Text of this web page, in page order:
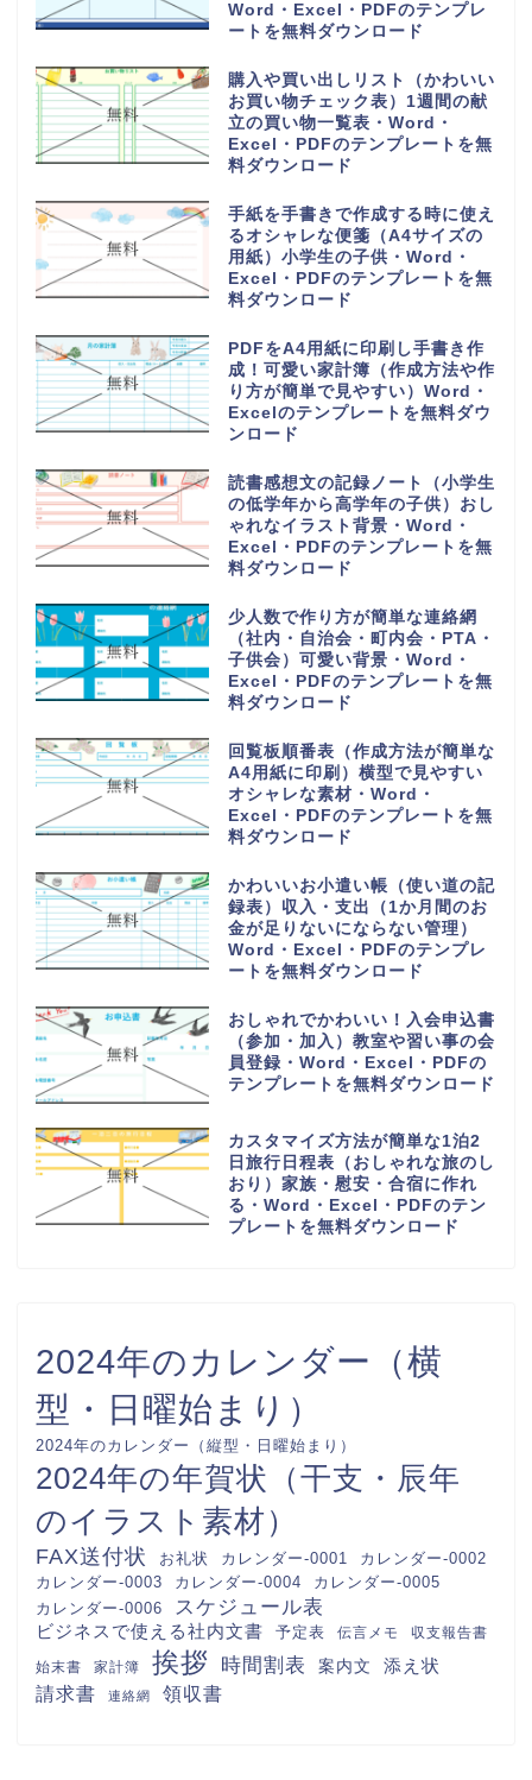
Word・Excel・PDFのテンプレ
ートを無料ダウンロード
購入や買い出しリスト（かわいい
お買い物チェック表）1週間の献
立の買い物一覧表・Word・
Excel・PDFのテンプレートを無
料ダウンロード
手紙を手書きで作成する時に使え
るオシャレな便箋（A4サイズの
用紙）小学生の子供・Word・
Excel・PDFのテンプレートを無
料ダウンロード
PDFをA4用紙に印刷し手書き作
成！可愛い家計簿（作成方法や作
り方が簡単で見やすい）Word・
Excelのテンプレートを無料ダウ
ンロード
読書感想文の記録ノート（小学生
の低学年から高学年の子供）おし
ゃれなイラスト背景・Word・
Excel・PDFのテンプレートを無
料ダウンロード
少人数で作り方が簡単な連絡網
（社内・自治会・町内会・PTA・
子供会）可愛い背景・Word・
Excel・PDFのテンプレートを無
料ダウンロード
回覧板順番表（作成方法が簡単な
A4用紙に印刷）横型で見やすい
オシャレな素材・Word・
Excel・PDFのテンプレートを無
料ダウンロード
かわいいお小遣い帳（使い道の記
録表）収入・支出（1か月間のお
金が足りないにならない管理）
Word・Excel・PDFのテンプレ
ートを無料ダウンロード
おしゃれでかわいい！入会申込書
（参加・加入）教室や習い事の会
員登録・Word・Excel・PDFの
テンプレートを無料ダウンロード
カスタマイズ方法が簡単な1泊2
日旅行日程表（おしゃれな旅のし
おり）家族・慰安・合宿に作れ
る・Word・Excel・PDFのテン
プレートを無料ダウンロード
2024年のカレンダー（横
型・日曜始まり）
2024年のカレンダー（縦型・日曜始まり）
2024年の年賀状（干支・辰年
のイラスト素材）
FAX送付状 お礼状 カレンダー-0001
カレンダー-0002
カレンダー-0003
カレンダー-0004
カレンダー-0005
カレンダー-0006
スケジュール表
ビジネスで使える社内文書 予定表 伝言メモ 収支報告書
始末書 家計簿 挨拶 時間割表 案内文 添え状
請求書 連絡網 領収書